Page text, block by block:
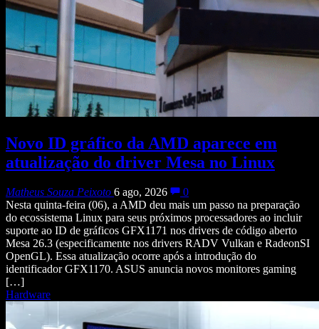
Novo ID gráfico da AMD aparece em
atualização do driver Mesa no Linux
Matheus Souza Peixoto 6 ago, 2026
0
Nesta quinta-feira (06), a AMD deu mais um passo na preparação
do ecossistema Linux para seus próximos processadores ao incluir
suporte ao ID de gráficos GFX1171 nos drivers de código aberto
Mesa 26.3 (especificamente nos drivers RADV Vulkan e RadeonSI
OpenGL). Essa atualização ocorre após a introdução do
identificador GFX1170. ASUS anuncia novos monitores gaming
[…]
Hardware